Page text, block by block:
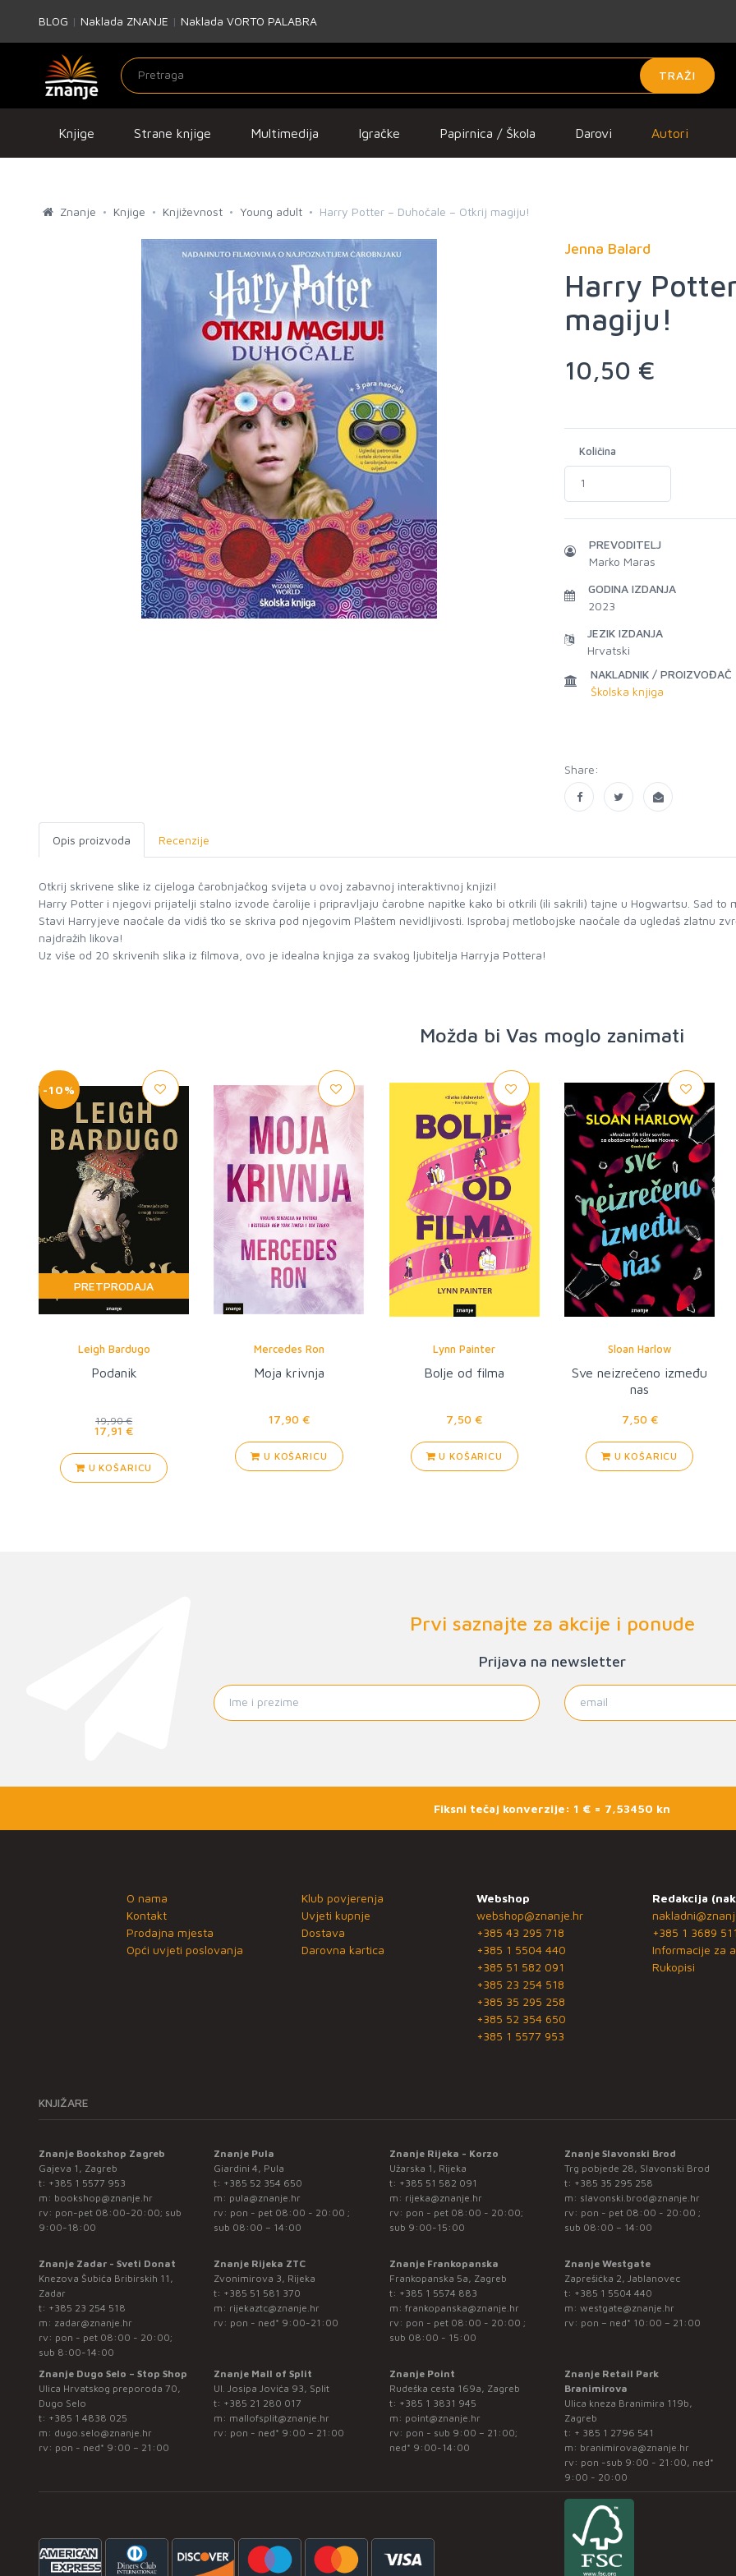
BLOG | Naklada ZNANJE | Naklada VORTO PALABRA
TRAŽI
Knjige Strane knjige Multimedija Igračke Papirnica / Škola Darovi Autori
Znanje Knjige Književnost Young adult Harry Potter – Duhočale – Otkrij magiju!
Jenna Balard
Harry
magiju!
10,50 €
Količina
PREVODITELJ
Marko Maras
GODINA IZDANJA
2023
JEZIK IZDANJA
Hrvatski
NAKLADNIK / PROIZVOĐAČ
Školska knjiga
Share:
Opis proizvoda Recenzije
Otkrij skrivene slike iz cijeloga čarobnjačkog svijeta u ovoj zabavnoj interaktivnoj knjizi!
Harry Potter i njegovi prijatelji stalno izvode čarolije i pripravljaju čarobne napitke kako bi otkrili (ili sakrili) tajne u Hogwartsu. Sad to
Stavi Harryjeve naočale da vidiš tko se skriva pod njegovim Plaštem nevidljivosti. Isprobaj metlobojske naočale da ugledaš zlatnu
najdražih likova!
Možda bi Vas moglo zanimati
-10%
PRETPRODAJA
Leigh Bardugo
Podanik
19,90 €
17,91 €
U KOŠARICU
Mercedes Ron
Moja krivnja
17,90 €
U KOŠARICU
Lynn Painter
Bolje od filma
7,50 €
U KOŠARICU
Sloan Harlow
Sve neizrečeno između
nas
7,50 €
U KOŠARICU
Prvi saznajte za akcije i ponude
Prijava na newsletter
Fiksni tečaj konverzije: 1 € = 7,53450 kn
O nama
Kontakt
Prodajna mjesta
Opći uvjeti poslovanja
Klub povjerenja
Uvjeti kupnje
Dostava
Darovna kartica
Webshop
webshop@znanje.hr
+385 43 295 718
+385 1 5504 440
+385 51 582 091
+385 23 254 518
+385 35 295 258
+385 52 354 650
+385 1 5577 953
Redakcija
+385 1 3689 511
Informacije za
Rukopisi
KNJIŽARE
Znanje Bookshop Zagreb
Gajeva 1, Zagreb
t: +385 1 5577 953
m: bookshop@znanje.hr
rv: pon-pet 08:00-20:00; sub
9:00-18:00
Znanje Pula
Giardini 4, Pula
t: +385 52 354 650
m: pula@znanje.hr
rv: pon - pet 08:00 - 20:00 ;
sub 08:00 – 14:00
Znanje Rijeka - Korzo
Užarska 1, Rijeka
t: +385 51 582 091
m: rijeka@znanje.hr
rv: pon - pet 08:00 - 20:00;
sub 9:00-15:00
Znanje Slavonski Brod
Trg pobjede 28, Slavonski Brod
t: +385 35 295 258
m: slavonski.brod@znanje.hr
rv: pon - pet 08:00 - 20:00 ;
sub 08:00 – 14:00
Znanje Zadar - Sveti Donat
Knezova Šubića Bribirskih 11,
Zadar
t: +385 23 254 518
m: zadar@znanje.hr
rv: pon - pet 08:00 - 20:00;
sub 8:00-14:00
Znanje Rijeka ZTC
Zvonimirova 3, Rijeka
t: +385 51 581 370
m: rijekaztc@znanje.hr
rv: pon - ned* 9:00-21:00
Znanje Frankopanska
Frankopanska 5a, Zagreb
t: +385 1 5574 883
m: frankopanska@znanje.hr
rv: pon - pet 08:00 - 20:00 ;
sub 08:00 - 15:00
Znanje Westgate
Zaprešićka 2, Jablanovec
t: +385 1 5504 440
m: westgate@znanje.hr
rv: pon – ned* 10:00 – 21:00
Znanje Dugo Selo – Stop Shop
Ulica Hrvatskog preporoda 70,
Dugo Selo
t: +385 1 4838 025
m: dugo.selo@znanje.hr
rv: pon - ned* 9:00 – 21:00
Znanje Mall of Split
Ul. Josipa Jovića 93, Split
t: +385 21 280 017
m: mallofsplit@znanje.hr
rv: pon - ned* 9:00 – 21:00
Znanje Point
Rudeška cesta 169a, Zagreb
t: +385 1 3831 945
m: point@znanje.hr
rv: pon - sub 9:00 – 21:00;
ned* 9:00-14:00
Znanje Retail Park
Branimirova
Ulica kneza Branimira 119b,
Zagreb
t: + 385 1 2796 541
m: branimirova@znanje.hr
rv: pon -sub 9:00 - 21:00, ned*
9:00 - 20:00